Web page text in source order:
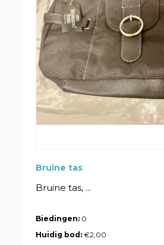
Bruine tas
Bruine tas, ...
Biedingen: 0
Huidig bod:€2,00